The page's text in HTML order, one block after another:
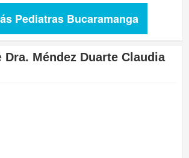
Pediatras Bucaramanga
Dra. Méndez Duarte Claudia